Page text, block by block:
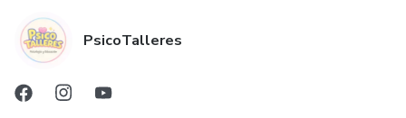
PsicoTalleres